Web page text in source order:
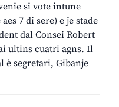
si vote intune
7 di sere) e je stade
dal Consei Robert
ultins cuatri agns. Il
è segretari, Gibanje